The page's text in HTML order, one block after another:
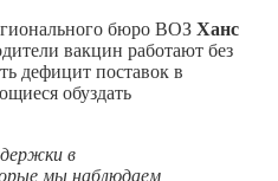
бюро ВОЗ Ханс
вакцин работают без
дефицит поставок в
обуздать
в
мы наблюдаем